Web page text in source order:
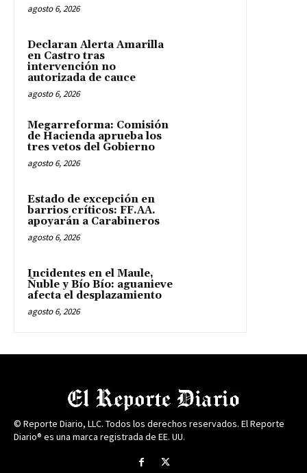
agosto 6, 2026
Declaran Alerta Amarilla
en Castro tras
intervención no
autorizada de cauce
agosto 6, 2026
Megarreforma: Comisión
de Hacienda aprueba los
tres vetos del Gobierno
agosto 6, 2026
Estado de excepción en
barrios críticos: FF.AA.
apoyarán a Carabineros
agosto 6, 2026
Incidentes en el Maule,
Ñuble y Bío Bío: aguanieve
afecta el desplazamiento
agosto 6, 2026
© Reporte Diario, LLC. Todos los derechos reservados. El Reporte
Diario® es una marca registrada de EE. UU.